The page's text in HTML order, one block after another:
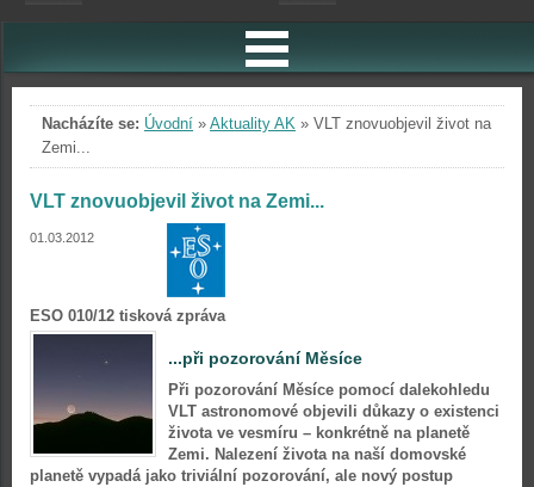
Nacházíte se: Úvodní » Aktuality AK » VLT znovuobjevil život na
Zemi...
VLT znovuobjevil život na Zemi...
01.03.2012
ESO 010/12 tisková zpráva
...při pozorování Měsíce
Při pozorování Měsíce pomocí dalekohledu
VLT astronomové objevili důkazy o existenci
života ve vesmíru – konkrétně na planetě
Zemi. Nalezení života na naší domovské
planetě vypadá jako triviální pozorování, ale nový postup